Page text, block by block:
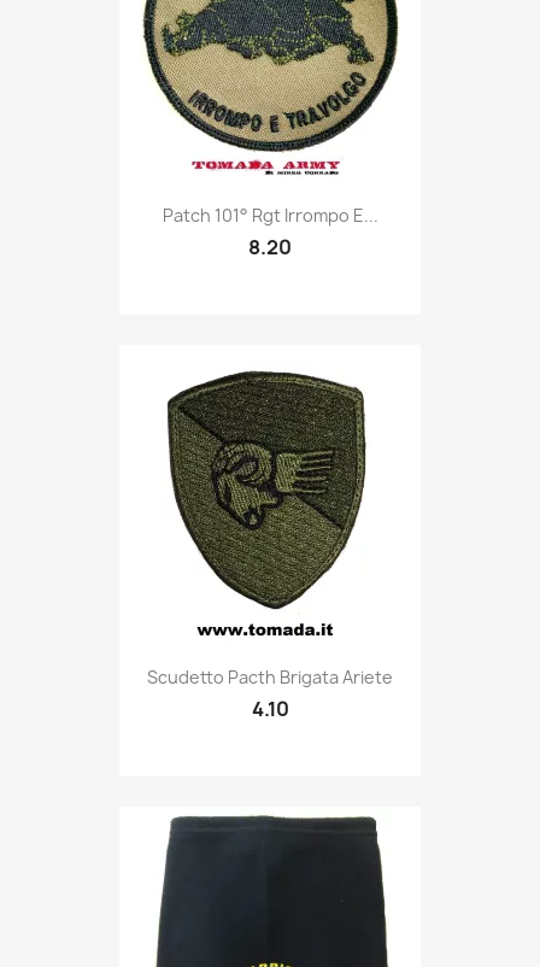
Quick view
Patch 101° Rgt Irrompo E...
8.20
Quick view
Scudetto Pacth Brigata Ariete
4.10